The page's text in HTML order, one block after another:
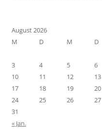
August 2026
M
D M D
3
4 5 6
10
11 12 13
17
18 19 20
24
25 26 27
31
« Jan.